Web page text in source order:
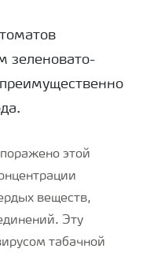
зеленовато-
этой
веществ,
Эту
табачной